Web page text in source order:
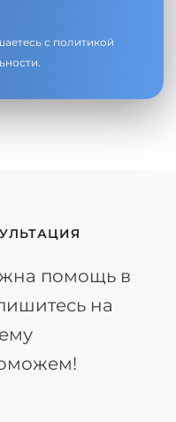
с политикой
.
помощь в
на